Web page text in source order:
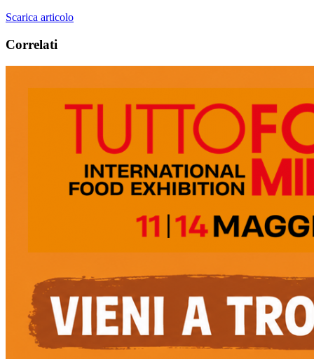
Scarica articolo
Correlati